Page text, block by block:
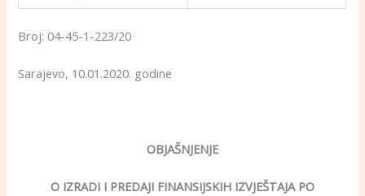
Broj: 04-45-1-223/20
Sarajevo, 10.01.2020. godine
OBJAŠNJENJE
O IZRADI I PREDAJI FINANSIJSKIH IZVJEŠTAJA PO